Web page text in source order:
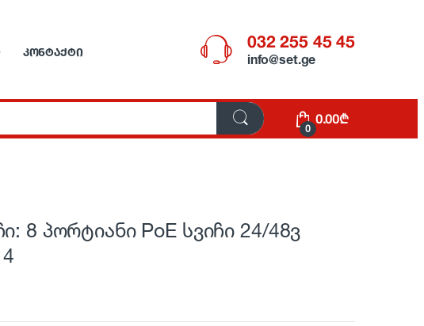
ᲙᲝᲜᲢᲐᲥᲢᲘ
032 255 45 45
info@set.ge
0
0.00₾
8 პორტიანი PoE სვიჩი 24/48ვ